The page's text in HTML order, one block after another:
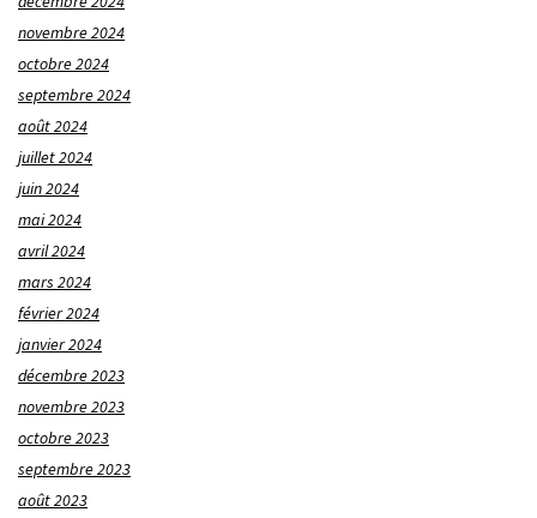
novembre 2024
octobre 2024
septembre 2024
août 2024
juillet 2024
juin 2024
mai 2024
avril 2024
mars 2024
février 2024
janvier 2024
décembre 2023
novembre 2023
octobre 2023
septembre 2023
août 2023